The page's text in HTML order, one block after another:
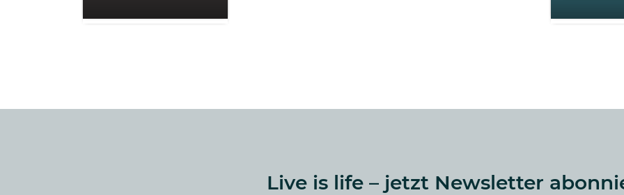
Live is life – jetzt Newsletter